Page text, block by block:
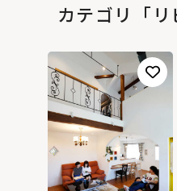
カテゴリ「